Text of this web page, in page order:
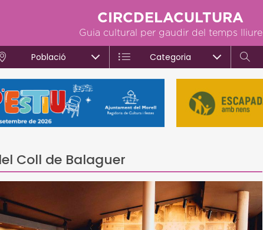
CIRCDELACULTURA
Guia cultural per gaudir del temps lliure
Població Categoria
Coll de Balaguer